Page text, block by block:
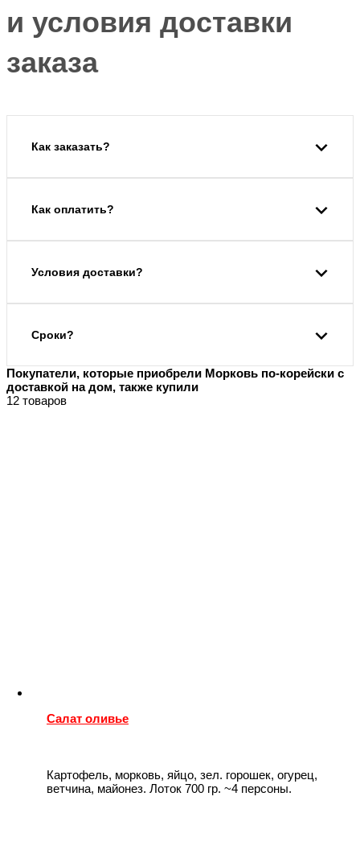
и условия доставки
заказа
Как заказать?
Как оплатить?
Условия доставки?
Сроки?
Покупатели, которые приобрели Морковь по-корейски с
доставкой на дом, также купили
12 товаров
Салат оливье
Картофель, морковь, яйцо, зел. горошек, огурец,
ветчина, майонез. Лоток 700 гр. ~4 персоны.